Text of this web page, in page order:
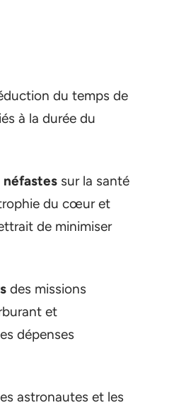
du temps de
à la durée du
sur la santé
du cœur et
de minimiser
des missions
et
dépenses
astronautes et les